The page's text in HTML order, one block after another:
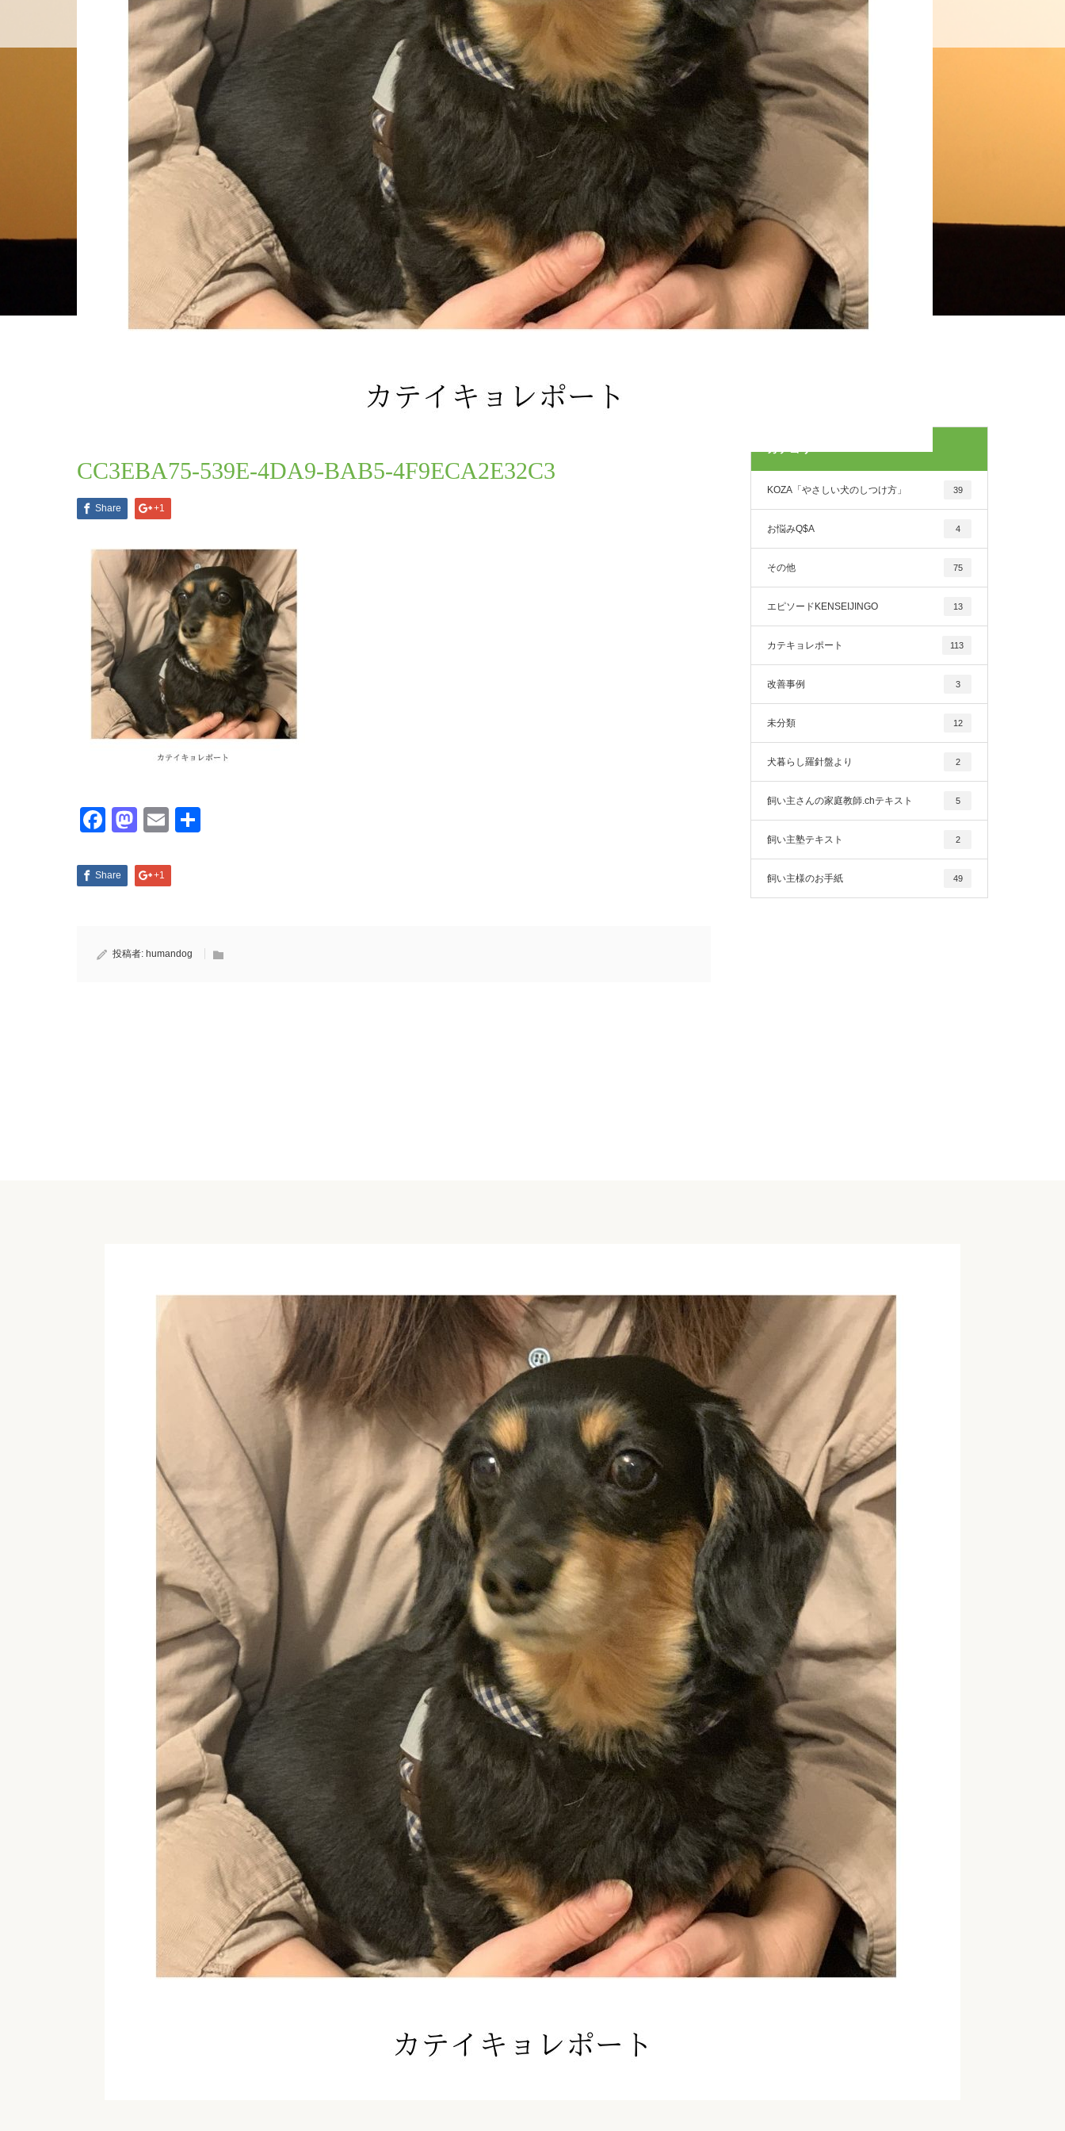
料金設定 プロフィル しつけ相談 預託トレーニング その他のご案内 お問い合わせ
CC3EBA75-539E-4DA9-BAB5-4F9ECA2E32C3
Share +1
Facebook
Mastodon
Email
Share +1
投稿者: humandog
カテゴリー
KOZA「やさしい犬のしつけ方」 39
お悩みQ$A 4
その他 75
エピソードKENSEIJINGO 13
カテキョレポート 113
改善事例 3
未分類 12
犬暮らし羅針盤より 2
飼い主さんの家庭教師.chテキスト 5
飼い主塾テキスト 2
飼い主様のお手紙 49